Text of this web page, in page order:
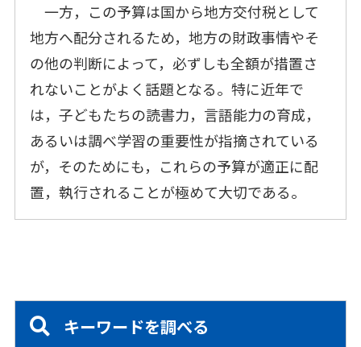
一方，この予算は国から地方交付税として
地方へ配分されるため，地方の財政事情やそ
の他の判断によって，必ずしも全額が措置さ
れないことがよく話題となる。特に近年で
は，子どもたちの読書力，言語能力の育成，
あるいは調べ学習の重要性が指摘されている
が，そのためにも，これらの予算が適正に配
置，執行されることが極めて大切である。
キーワードを調べる